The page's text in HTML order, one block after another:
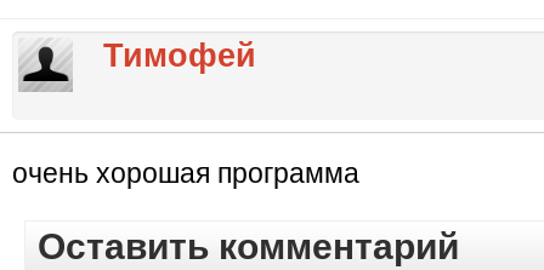
Тимофей
очень хорошая программа
Оставить комментарий